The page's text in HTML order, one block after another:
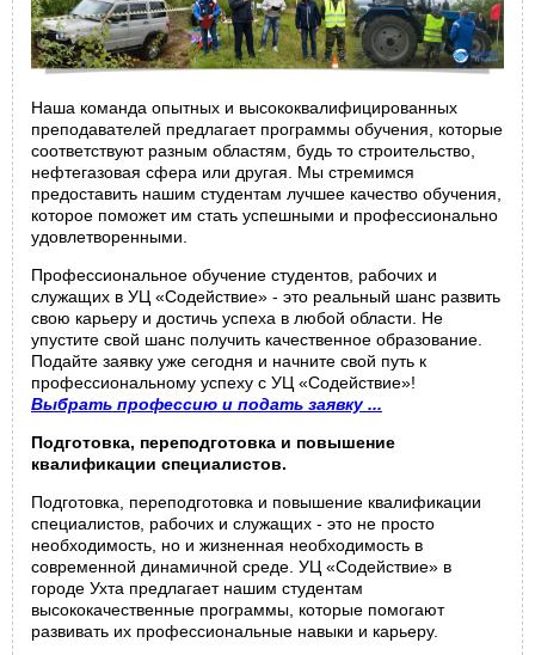
Наша команда опытных и высококвалифицированных
преподавателей предлагает программы обучения, которые
соответствуют разным областям, будь то строительство,
нефтегазовая сфера или другая. Мы стремимся
предоставить нашим студентам лучшее качество обучения,
которое поможет им стать успешными и профессионально
удовлетворенными.
Профессиональное обучение студентов, рабочих и
служащих в УЦ «Содействие» - это реальный шанс развить
свою карьеру и достичь успеха в любой области. Не
упустите свой шанс получить качественное образование.
Подайте заявку уже сегодня и начните свой путь к
профессиональному успеху с УЦ «Содействие»!
Выбрать профессию и подать заявку ...
Подготовка, переподготовка и повышение
квалификации специалистов.
Подготовка, переподготовка и повышение квалификации
специалистов, рабочих и служащих - это не просто
необходимость, но и жизненная необходимость в
современной динамичной среде. УЦ «Содействие» в
городе Ухта предлагает нашим студентам
высококачественные программы, которые помогают
развивать их профессиональные навыки и карьеру.